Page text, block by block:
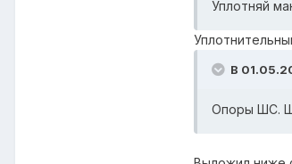
Уплотняй
В
Опоры ШС.